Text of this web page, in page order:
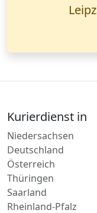
Österreich
Thüringen
Saarland
Rheinland-Pfalz
Niederlande
Paketdienst in